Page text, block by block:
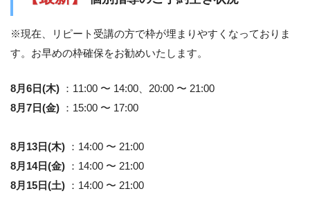
※現在、リピート受講の方で枠が埋まりやすくなっておりま
す。お早めの枠確保をお勧めいたします。
8月6日(木)
：11:00 〜 14:00、20:00 〜 21:00
8月7日(金)
：15:00 〜 17:00
8月13日(木)
：14:00 〜 21:00
8月14日(金)
：14:00 〜 21:00
8月15日(土)
：14:00 〜 21:00